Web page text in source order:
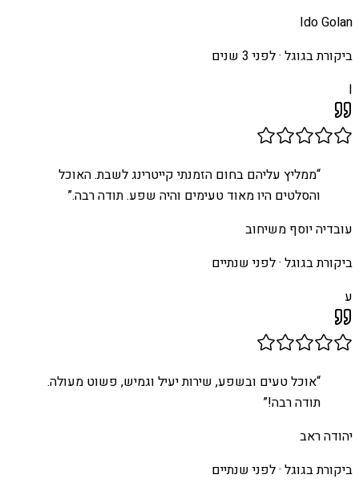
Ido Golan
ביקורת בגוגל ·לפני 3 שנים
I
“ממליץ עליהם בחום הזמנתי קייטרינג לשבת. האוכל
והסלטים היו מאוד טעימים והיה שפע. תודה רבה.”
עובדיה יוסף משיחוב
ביקורת בגוגל ·לפני שנתיים
ע
“אוכל טעים ובשפע, שירות יעיל וגמיש, פשוט מעולה.
תודה רבה!”
יהודה ראב
ביקורת בגוגל ·לפני שנתיים